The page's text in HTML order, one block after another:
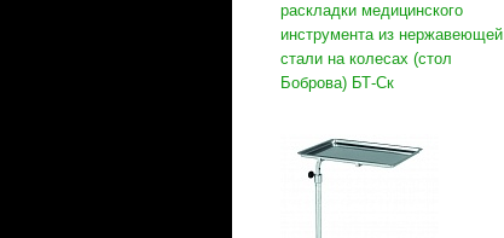
раскладки медицинского
инструмента из нержавеющей
стали на колесах (стол
Боброва) БТ-Ск